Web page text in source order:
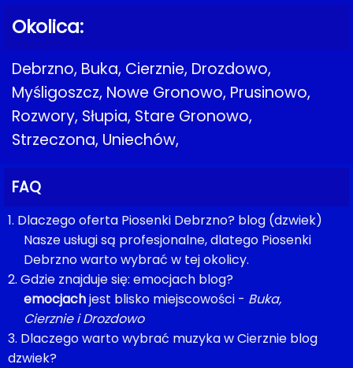
Okolica:
Debrzno, Buka, Cierznie, Drozdowo,
Myśligoszcz, Nowe Gronowo, Prusinowo,
Rozwory, Słupia, Stare Gronowo,
Strzeczona, Uniechów,
FAQ
1. Dlaczego oferta Piosenki Debrzno? blog (dzwiek)
Nasze usługi są profesjonalne, dlatego Piosenki
Debrzno warto wybrać w tej okolicy.
2. Gdzie znajduje się: emocjach blog?
emocjachjest blisko miejscowości - Buka,
Cierznie i Drozdowo
3. Dlaczego warto wybrać muzyka w Cierznie blog
dzwiek?